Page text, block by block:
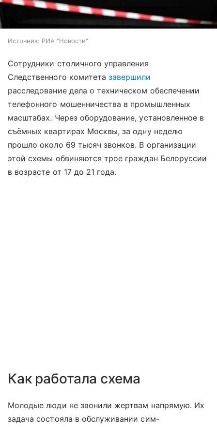
Источник: РИА "Новости"
Сотрудники столичного управления
Следственного комитетазавершили
расследование дела о техническом обеспечении
телефонного мошенничества в промышленных
масштабах. Через оборудование, установленное в
съёмных квартирах Москвы, за одну неделю
прошло около 69 тысяч звонков. В организации
этой схемы обвиняются трое граждан Белоруссии
в возрасте от 17 до 21 года.
Как работала схема
Молодые люди не звонили жертвам напрямую. Их
задача состояла в обслуживании сим-